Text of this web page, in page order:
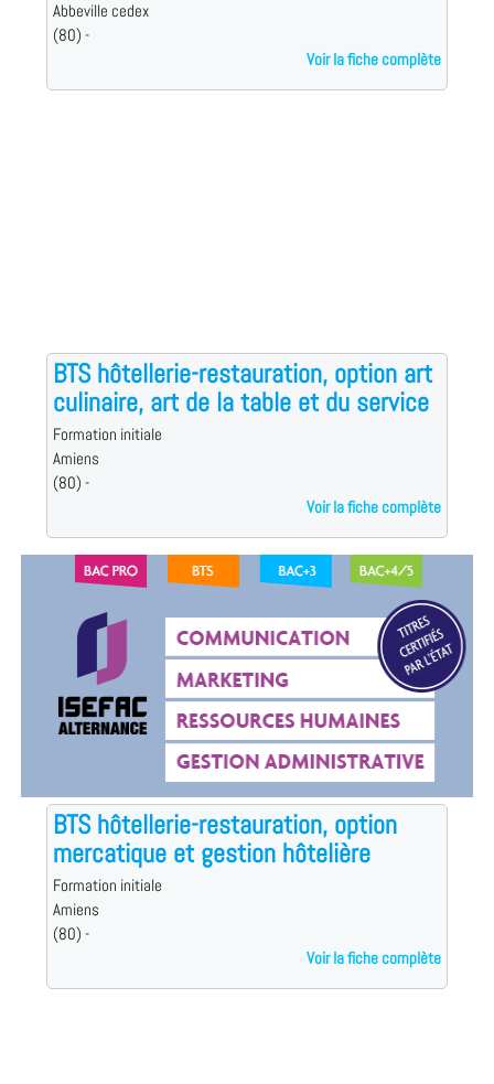
Abbeville cedex
(80) -
Voir la fiche complète
BTS hôtellerie-restauration, option art
culinaire, art de la table et du service
Formation initiale
Amiens
(80) -
Voir la fiche complète
BTS hôtellerie-restauration, option
mercatique et gestion hôtelière
Formation initiale
Amiens
(80) -
Voir la fiche complète